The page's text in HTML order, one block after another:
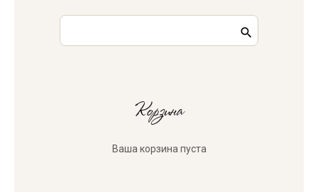
Корзина
Ваша корзина пуста